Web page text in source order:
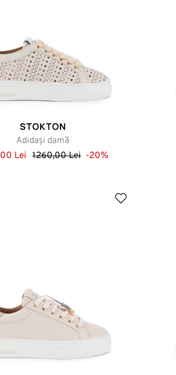
STOKTON
Adidași damă
Lei 1260,00 Lei -20%